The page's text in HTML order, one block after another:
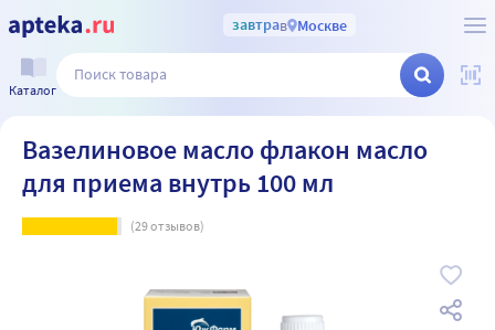
завтрав Москве
Каталог
Вазелиновое масло флакон масло
для приема внутрь 100 мл
(29отзывов)